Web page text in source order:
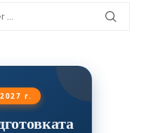
г.